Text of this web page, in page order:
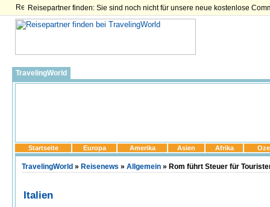
Reisepartner finden: Sie sind noch nicht für unsere neue kostenlose
TravelingWorld
Startseite Europa Amerika Asien Afrika
TravelingWorld » Reisenews » Allgemein » Rom führt Steuer für
Italien